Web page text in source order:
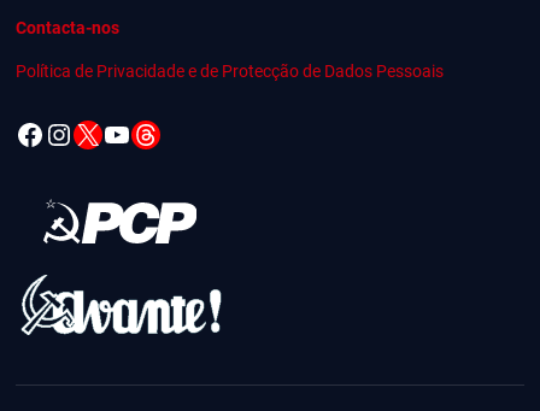
Contacta-nos
Política de Privacidade e de Protecção de Dados Pessoais
Facebook
Instagram
X YouTube
Threads